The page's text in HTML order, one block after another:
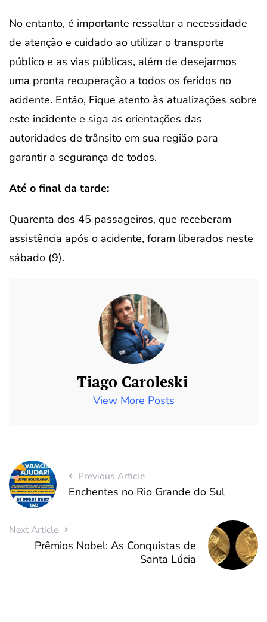
No entanto, é importante ressaltar a necessidade
de atenção e cuidado ao utilizar o transporte
público e as vias públicas, além de desejarmos
uma pronta recuperação a todos os feridos no
acidente. Então, Fique atento às atualizações sobre
este incidente e siga as orientações das
autoridades de trânsito em sua região para
garantir a segurança de todos.
Até o final da tarde:
Quarenta dos 45 passageiros, que receberam
assistência após o acidente, foram liberados neste
sábado (9).
Tiago Caroleski
View More Posts
Previous Article
Enchentes no Rio Grande do Sul
Next Article
Prêmios Nobel: As Conquistas de
Santa Lúcia